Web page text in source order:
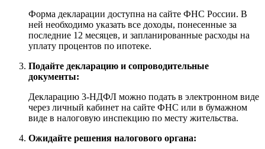
Форма декларации доступна на сайте ФНС России. В
ней необходимо указать все доходы, понесенные за
последние 12 месяцев, и запланированные расходы на
уплату процентов по ипотеке.
Подайте декларацию и сопроводительные
документы:
Декларацию 3-НДФЛ можно подать в электронном виде
через личный кабинет на сайте ФНС или в бумажном
виде в налоговую инспекцию по месту жительства.
Ожидайте решения налогового органа: